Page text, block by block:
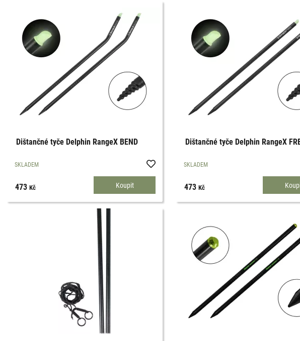
Dištančné tyče Delphin RangeX BEND
SKLADEM
473 Kč
Dištančné tyče Delphin RangeX
SKLADEM
473 Kč